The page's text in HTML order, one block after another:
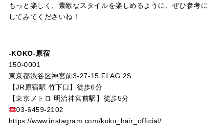
もっと楽しく、素敵なスタイルを楽しめるように、ぜひ参考に
してみてくださいね！
-KOKO-原宿
150-0001
東京都渋谷区神宮前3-27-15 FLAG 2S
【JR原宿駅 竹下口】徒歩6分
【東京メトロ 明治神宮前駅】徒歩5分
03-6459-2102
https://www.instagram.com/koko_hair_official/